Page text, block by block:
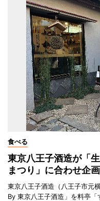
食べる
東京八王子酒造が「
まつり」に合わせ企画
東京八王子酒造（八王子市元
By 東京八王子酒造」を料亭